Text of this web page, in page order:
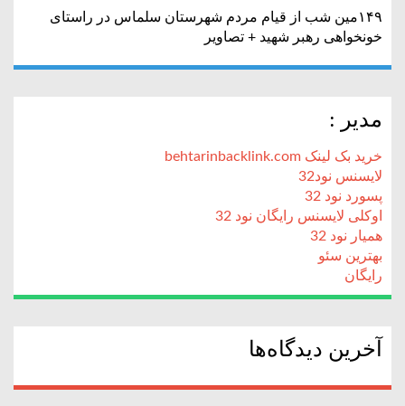
۱۴۹مین شب از قیام مردم شهرستان سلماس در راستای
خونخواهی رهبر شهید + تصاویر
مدیر :
خرید بک لینک behtarinbacklink.com
لایسنس نود32
پسورد نود 32
اوکلی لایسنس رایگان نود 32
همیار نود 32
بهترین سئو
رایگان
آخرین دیدگاه‌ها